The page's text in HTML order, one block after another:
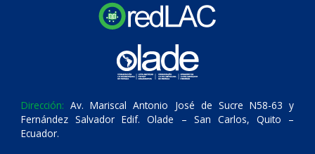
Dirección: Av. Mariscal Antonio José de Sucre N58-63 y
Fernández Salvador Edif. Olade – San Carlos, Quito –
Ecuador.